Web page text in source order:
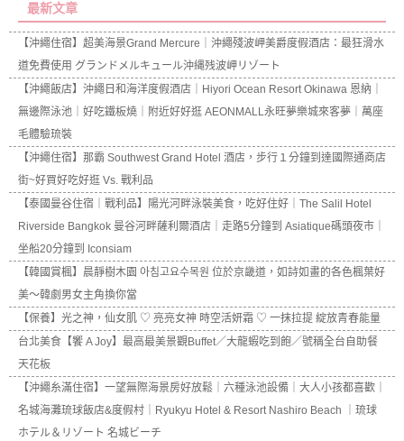
最新文章
【沖繩住宿】超美海景Grand Mercure｜沖繩殘波岬美爵度假酒店：最狂滑水
道免費使用 グランドメルキュール沖縄残波岬リゾート
【沖繩飯店】沖繩日和海洋度假酒店｜Hiyori Ocean Resort Okinawa 恩納｜
無邊際泳池｜好吃鐵板燒｜附近好好逛 AEONMALL永旺夢樂城來客夢｜萬座
毛體驗琉裝
【沖繩住宿】那霸 Southwest Grand Hotel 酒店，步行１分鐘到達國際通商店
街~好買好吃好逛 Vs. 戰利品
【泰國曼谷住宿｜戰利品】陽光河畔泳裝美食，吃好住好｜The Salil Hotel
Riverside Bangkok 曼谷河畔薩利爾酒店｜走路5分鐘到 Asiatique碼頭夜市｜
坐船20分鐘到 Iconsiam
【韓國賞楓】晨靜樹木園 아침고요수목원 位於京畿道，如詩如畫的各色楓葉好
美～韓劇男女主角換你當
【保養】光之神，仙女肌 ♡ 亮亮女神 時空活妍霜 ♡ 一抹拉提 綻放青春能量
台北美食【饗 A Joy】最高最美景觀Buffet／大龍蝦吃到飽／號稱全台自助餐
天花板
【沖繩糸滿住宿】一望無際海景房好放鬆｜六種泳池設備｜大人小孩都喜歡｜
名城海灘琉球飯店&度假村｜Ryukyu Hotel & Resort Nashiro Beach ｜琉球
ホテル＆リゾート 名城ビーチ